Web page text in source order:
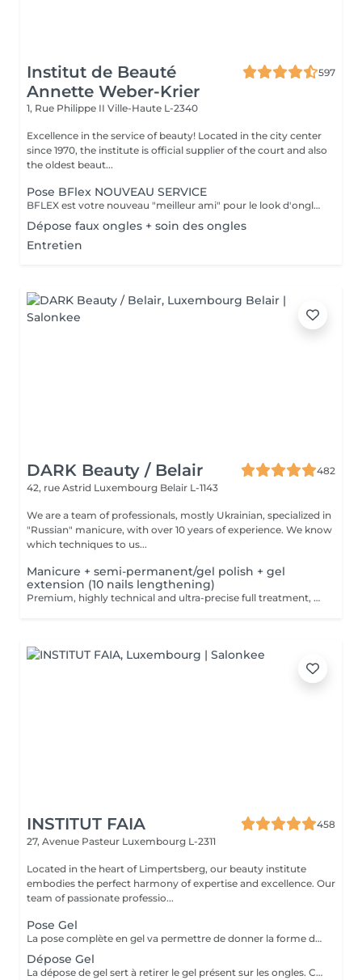
Institut de Beauté
Annette Weber-Krier
597
1, Rue Philippe II Ville-Haute L-2340
Excellence in the service of beauty! Located in the city center
since 1970, the institute is official supplier of the court and also
the oldest beaut...
Pose BFlex NOUVEAU SERVICE
BFLEX est votre nouveau "meilleur ami" pour le look d'ongles courts et naturels que tous les clients recherchent ! Il s'agit d'une Babymanucure avec la pose d'un gel intelligent 4-en-1 avec lequel vous avez : Base-Construction-Teinte-Finition ! I C'est une prestation inédite et tendance !
Dépose faux ongles + soin des ongles
Entretien
DARK Beauty / Belair
482
42, rue Astrid Luxembourg Belair L-1143
We are a team of professionals, mostly Ukrainian, specialized in
"Russian" manicure, with over 10 years of experience. We know
which techniques to us...
Manicure + semi-permanent/gel polish + gel
extension (10 nails lengthening)
Premium, highly technical and ultra-precise full treatment, performed mainly with an e-file to achieve a perfectly clean nail contour and apply the polish as close as possible, even slightly under the cuticle. This technique helps visually delay the regrowth by around 10 days. Visual result: -Extremely well-groomed nails, clean contours, flawless shape -Instagram / photo studio effect: neat, precise, with no visible dry skin During this service, we will also increase the length of your nails using a specialized gel material, ensuring a naturally beautiful result. This 'EXTENSION' has to be done just once, after which subsequent appointments will be designated as 'Manicure + semi-permanent/gel polish + gel reinforcement (long or fragile nails)'. We also include a gel reinforcement, as a perfect solution for flawless and long-lasting nails: -The average durability is 4 weeks!! Service content: -Removal of old semi-permanent and/or gel polish (if needed, already include in this price/service) -Very meticulous preparation of the nail plate -Removal of dead skin -Shape and file nails -Gentle cuticle care -Gel nail extension -Gel reinforcement -Correction of the nail shape -Application of semi-permanent nail polish -Application of cuticle oil and hand cream Optional : -EXTENSION longest than 4th size -> +20€ (if so please book "WITH complex design") -Price per nail for nail art on up to 5 nails (if so please book "WITH simple design") +3€/nail -Price for simple design (French, Chrome, Baby Boomer, Cat Eyes, Stickers, Foil) 6-10 nails -> +20€ -Price for complex design (3D, Hand drawings, Stamping, French with Chrome, Baby Boomer with Chrome, French with Cat Eyes) 6-10 nails -> +30€
INSTITUT FAIA
458
27, Avenue Pasteur Luxembourg L-2311
Located in the heart of Limpertsberg, our beauty institute
embodies the perfect harmony of expertise and excellence. Our
team of passionate professio...
Pose Gel
La pose complète en gel va permettre de donner la forme désirée en rallongeant (ou pas) les ongles (préalablement préparés) soit par la technique du chablon (rallongement au gel) soit par les capsules. Ensuite vient la pose du gel qui sera façonné et enfin la pose de la couleur ou de la French.
Dépose Gel
La dépose de gel sert à retirer le gel présent sur les ongles. Cette prestation comprend uniquement le ponçage du gel et le raccourcissement des ongles.